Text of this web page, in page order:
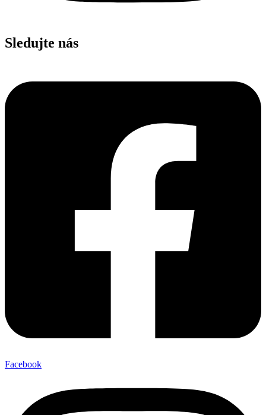
Sledujte nás
Facebook